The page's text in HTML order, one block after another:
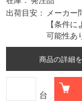
出荷目安
メーカー
【条件
可能性あ
商品の詳細
台